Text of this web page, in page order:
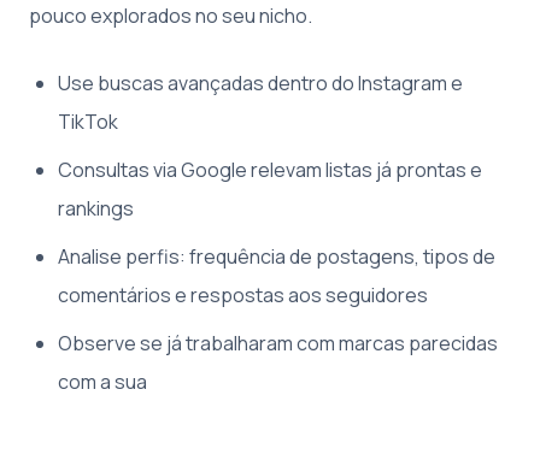
pouco explorados no seu nicho.
Use buscas avançadas dentro do Instagram e
TikTok
Consultas via Google relevam listas já prontas e
rankings
Analise perfis: frequência de postagens, tipos de
comentários e respostas aos seguidores
Observe se já trabalharam com marcas parecidas
com a sua